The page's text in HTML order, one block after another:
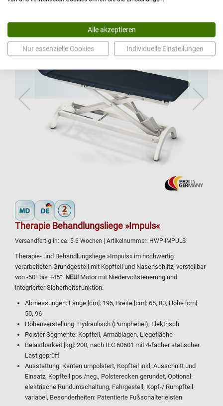
Therapie Behandlungsliege »Impuls«
Versandfertig in: ca. 5-6 Wochen | Artikelnummer: HWP-IMPULS
Therapie- und Behandlungsliege »Impuls« im hochwertig
verarbeiteten Grundgestell mit Kopfteil und Nasenschlitz, verstellbar
von -50° bis +45°. NEU! Motor mit Niedervoltsteuerung und
integrierter Sicherheitsfunktion.
Abmessungen: Länge [cm]: 195, Breite [cm]: 65, 80, Höhe [cm]:
50, 96
Höhenverstellung: Hydraulisch (Pumphebel), Elektrisch
Polster Segmente: Kopfteil, Armablagen, Liegefläche
Belastbarkeit [kg]: 200, nach IEC 60601 mit 4-facher statischer
Last geprüft
Ausstattung: Kanten umpolstert, Kopfteil inkl. Ausschnitt und
Einsatz, Kopfteil pos./neg., Polsterecken gerundet, Optional:
elektrische Rundumschaltung, Fahrgestell, Kopf-/ Rumpfteil
variabel, Besonderheiten: Patentierte Fußschalterleisten
Alle akzeptieren
Nur essenzielle Cookies Individuelle Einstellungen